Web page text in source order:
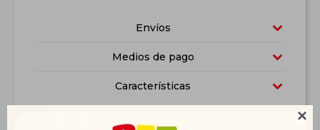

Envíos
Medios de pago
Características